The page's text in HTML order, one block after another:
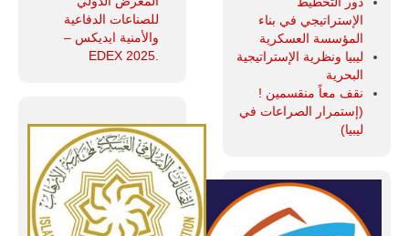
الإستراتيجي في بناء
المؤسسة العسكرية
ليبيا ونظرية الإستراتيجية
البحرية
نقف معاً منقسمين !
(إستمرار الصراعات في
ليبيا)
للصناعات الدفاعية
والأمنية ايديكس ‒